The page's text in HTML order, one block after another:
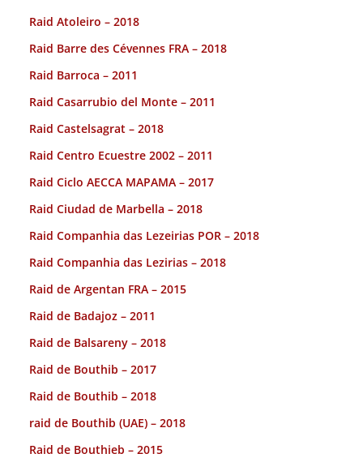
Raid Atoleiro – 2018
Raid Barre des Cévennes FRA – 2018
Raid Barroca – 2011
Raid Casarrubio del Monte – 2011
Raid Castelsagrat – 2018
Raid Centro Ecuestre 2002 – 2011
Raid Ciclo AECCA MAPAMA – 2017
Raid Ciudad de Marbella – 2018
Raid Companhia das Lezeirias POR – 2018
Raid Companhia das Lezirias – 2018
Raid de Argentan FRA – 2015
Raid de Badajoz – 2011
Raid de Balsareny – 2018
Raid de Bouthib – 2017
Raid de Bouthib – 2018
raid de Bouthib (UAE) – 2018
Raid de Bouthieb – 2015